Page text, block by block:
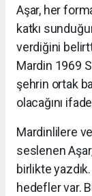
Aşar, her
katkı
verdiğini
Mardin 1969
şehrin ortak
olacağını
Mardinlilere
seslenen
birlikte
hedefler var.